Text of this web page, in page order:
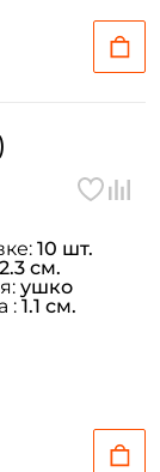
10 шт.
2.3 см.
ушко
: 1.1 см.